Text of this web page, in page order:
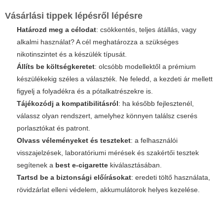
Vásárlási tippek lépésről lépésre
Határozd meg a célodat: csökkentés, teljes átállás, vagy
alkalmi használat? A cél meghatározza a szükséges
nikotinszintet és a készülék típusát.
Állíts be költségkeretet: olcsóbb modellektől a prémium
készülékekig széles a választék. Ne feledd, a kezdeti ár mellett
figyelj a folyadékra és a pótalkatrészekre is.
Tájékozódj a kompatibilitásról: ha később fejlesztenél,
válassz olyan rendszert, amelyhez könnyen találsz cserés
porlasztókat és patront.
Olvass véleményeket és teszteket: a felhasználói
visszajelzések, laboratóriumi mérések és szakértői tesztek
segítenek a best e-cigarette kiválasztásában.
Tartsd be a biztonsági előírásokat: eredeti töltő használata,
rövidzárlat elleni védelem, akkumulátorok helyes kezelése.